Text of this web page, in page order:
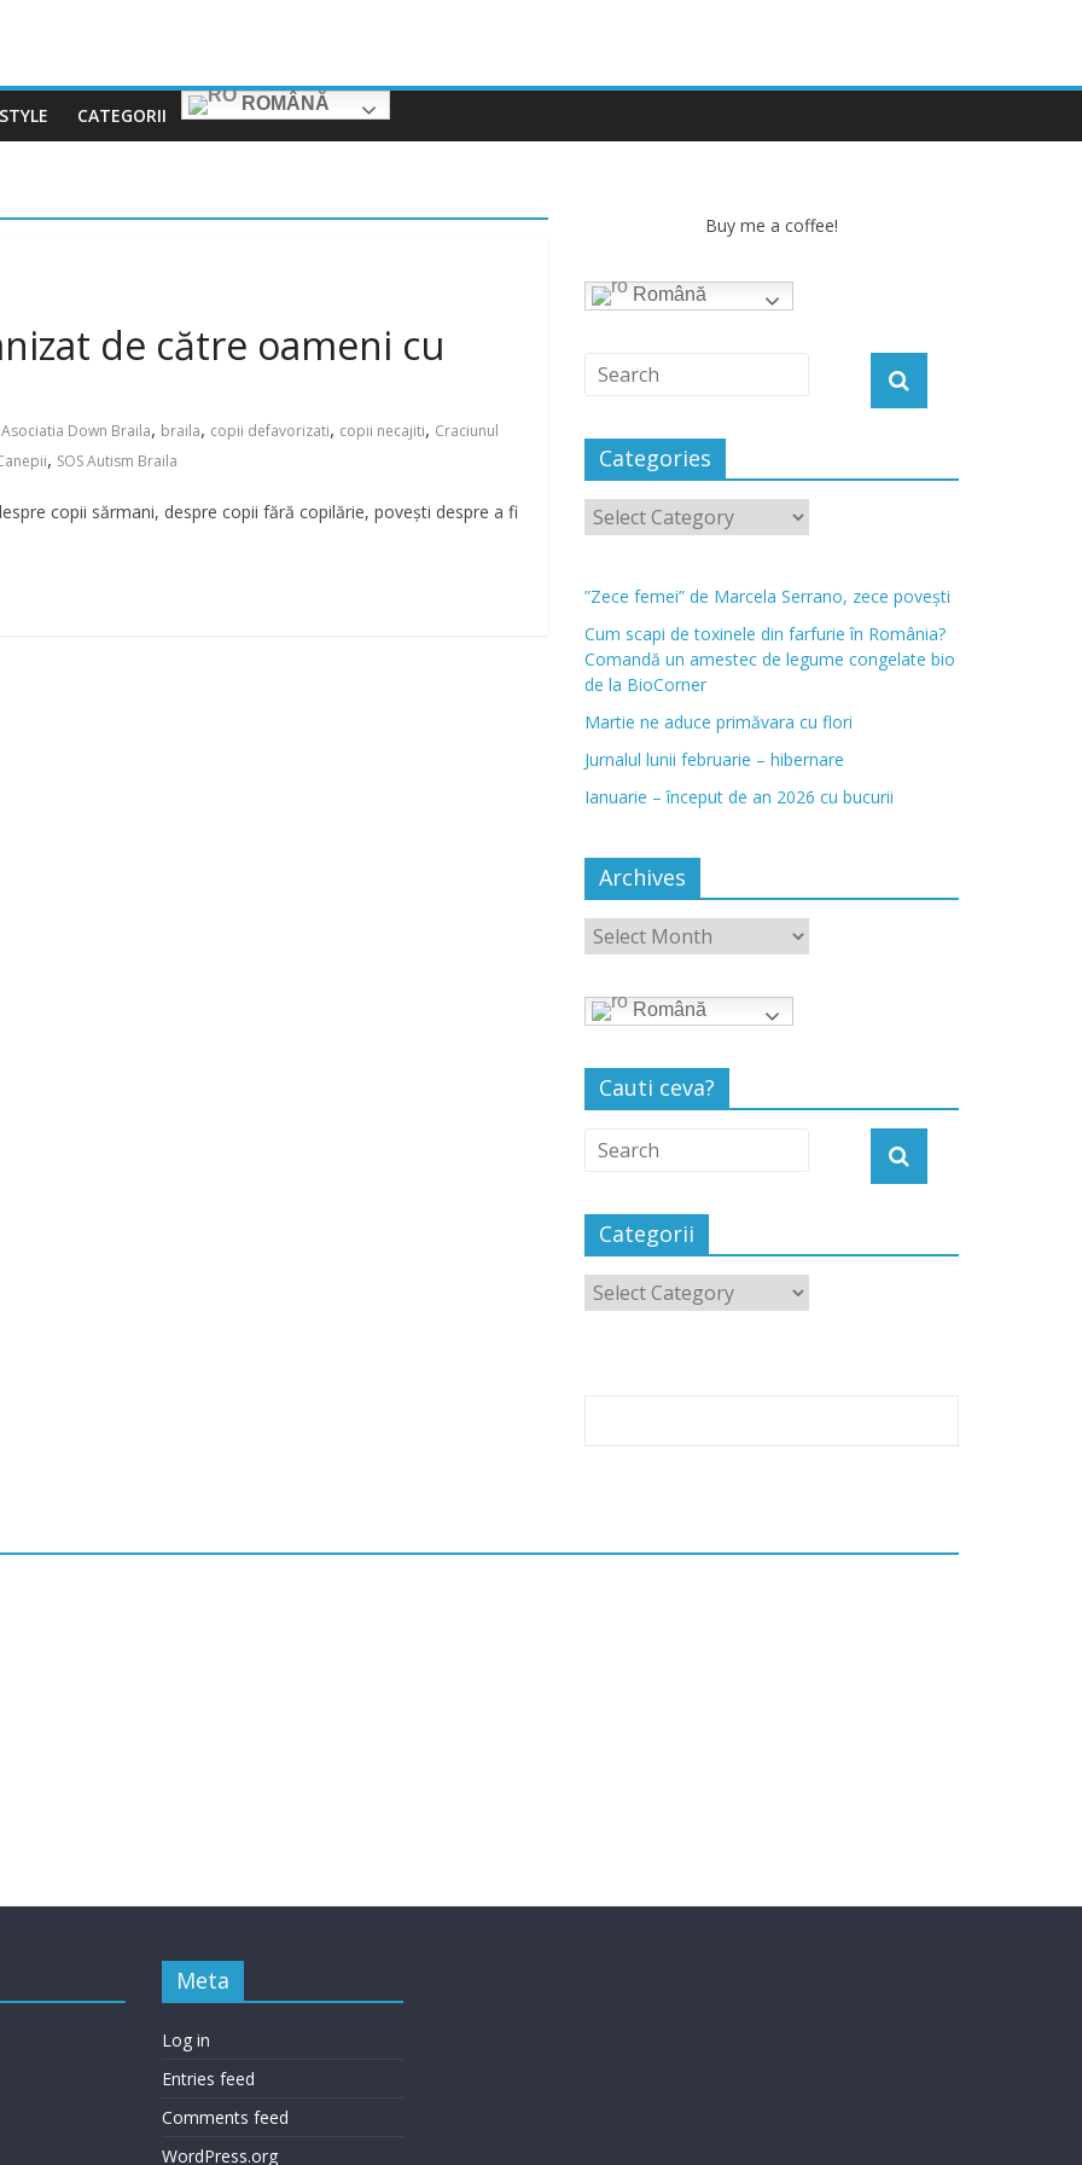
CATEGORII
ROMÂNĂ
de către oameni cu
Asociatia Down Braila, braila, copii defavorizati, copii necajiti, Craciunul
, SOS Autism Braila
copii sărmani, despre copii fără copilărie, povești despre a fi
Buy me a coffee!
Română
Categories
”Zece femei” de Marcela Serrano, zece povești
Cum scapi de toxinele din farfurie în România?
Comandă un amestec de legume congelate bio
de la BioCorner
Martie ne aduce primăvara cu flori
Jurnalul lunii februarie – hibernare
Ianuarie – început de an 2026 cu bucurii
Archives
Română
Cauti ceva?
Categorii
Meta
Log in
Entries feed
Comments feed
WordPress.org